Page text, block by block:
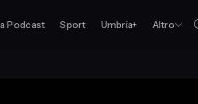
Podcast Sport Umbria+ Altro